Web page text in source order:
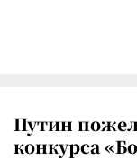
Путин
конкурса